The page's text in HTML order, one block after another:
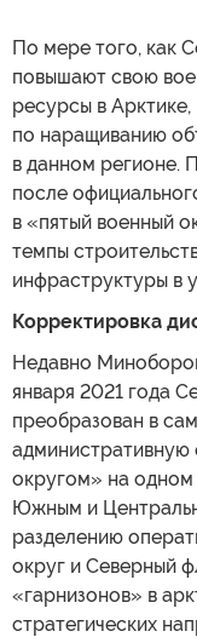
По мере того, как
повышают свою
ресурсы в
по наращиванию
в данном регионе.
после
в «пятый военный
темпы
инфраструктуры в
Корректировка
Недавно
января 2021 года
преобразован в
административную
округом» на
Южным и
разделению
округ и Северный
«гарнизонов» в
стратегических